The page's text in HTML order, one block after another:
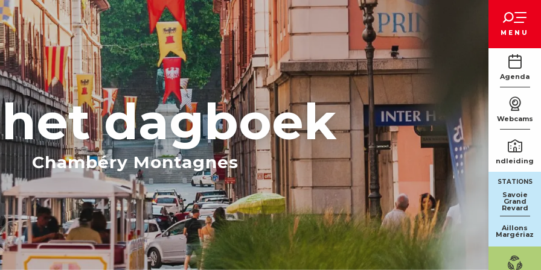
MENU
Agenda
Webcams
STATIONS
Savoie
Grand
Revard
Aillons
Margériaz
dagboek
Chambéry Montagnes